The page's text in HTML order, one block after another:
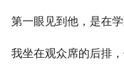
第一眼见到他，是在学
我坐在观众席的后排